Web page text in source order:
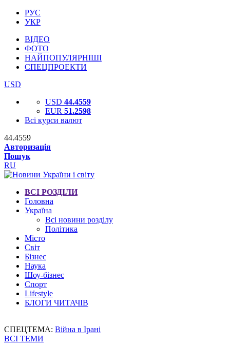
РУС
УКР
ВІДЕО
ФОТО
НАЙПОПУЛЯРНІШІ
СПЕЦПРОЕКТИ
USD
USD 44.4559
EUR 51.2598
Всі курси валют
44.4559
Авторизація
Пошук
RU
ВСІ РОЗДІЛИ
Головна
Україна
Всі новини розділу
Політика
Місто
Світ
Бізнес
Наука
Шоу-бізнес
Спорт
Lifestyle
БЛОГИ ЧИТАЧІВ
СПЕЦТЕМА: Війна в Ірані
ВСІ ТЕМИ